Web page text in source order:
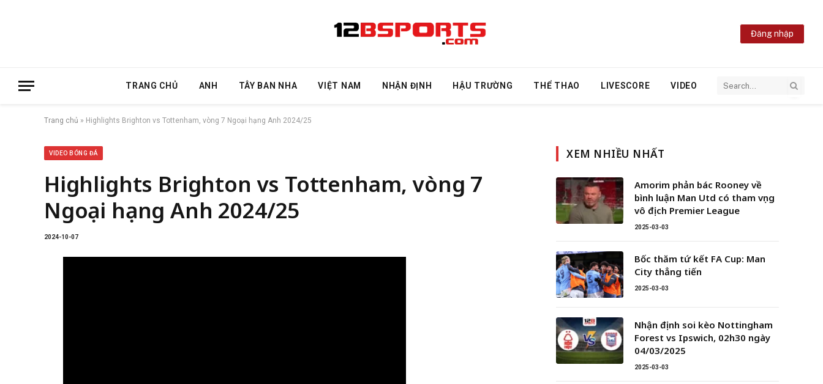
Đăng nhập
TRANG CHỦ ANH TÂY BAN NHA VIỆT NAM NHẬN ĐỊNH HẬU TRƯỜNG THỂ THAO LIVESCORE VIDEO
Trang chủ » Highlights Brighton vs Tottenham, vòng 7 Ngoại hạng Anh 2024/25
VIDEO BÓNG ĐÁ
Highlights Brighton vs Tottenham, vòng 7
Ngoại hạng Anh 2024/25
2024-10-07
XEM NHIỀU NHẤT
Amorim phản bác Rooney về
bình luận Man Utd có tham vọng
vô địch Premier League
2025-03-03
Bốc thăm tứ kết FA Cup: Man
City thẳng tiến
2025-03-03
Nhận định soi kèo Nottingham
Forest vs Ipswich, 02h30 ngày
04/03/2025
2025-03-03